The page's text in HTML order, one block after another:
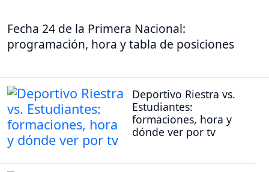
Fecha 24 de la Primera Nacional:
programación, hora y tabla de posiciones
Deportivo Riestra vs.
Estudiantes:
formaciones, hora y
dónde ver por tv